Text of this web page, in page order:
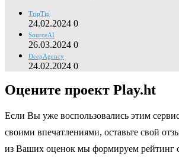
TripTip
24.02.2024 0
SourceAI
26.03.2024 0
DeepAgency
24.02.2024 0
Оцените проект Play.ht
Если Вы уже воспользовались этим
своими впечатлениями, оставьте свой
из Ваших оценок мы формируем рейтинг